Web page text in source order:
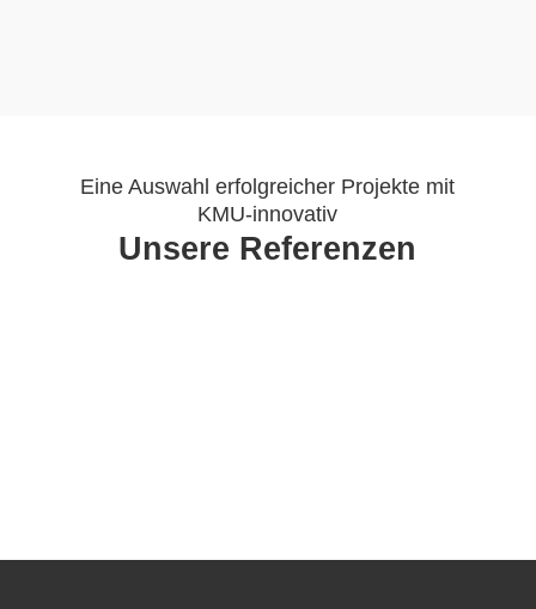
Eine Auswahl erfolgreicher Projekte mit
KMU-innovativ
Unsere Referenzen